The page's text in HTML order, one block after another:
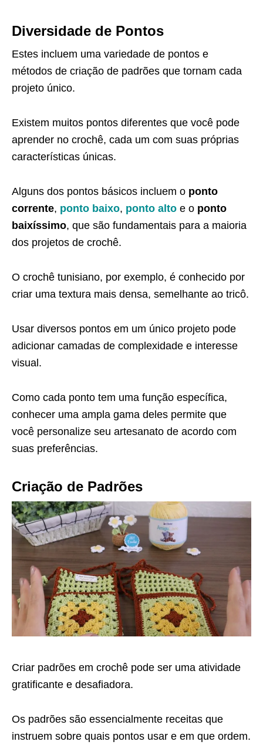
Diversidade de Pontos
Estes incluem uma variedade de pontos e
métodos de criação de padrões que tornam cada
projeto único.
Existem muitos pontos diferentes que você pode
aprender no crochê, cada um com suas próprias
características únicas.
Alguns dos pontos básicos incluem o ponto
corrente, ponto baixo, ponto alto e o ponto
baixíssimo, que são fundamentais para a maioria
dos projetos de crochê.
O crochê tunisiano, por exemplo, é conhecido por
criar uma textura mais densa, semelhante ao tricô.
Usar diversos pontos em um único projeto pode
adicionar camadas de complexidade e interesse
visual.
Como cada ponto tem uma função específica,
conhecer uma ampla gama deles permite que
você personalize seu artesanato de acordo com
suas preferências.
Criação de Padrões
Criar padrões em crochê pode ser uma atividade
gratificante e desafiadora.
Os padrões são essencialmente receitas que
instruem sobre quais pontos usar e em que ordem.